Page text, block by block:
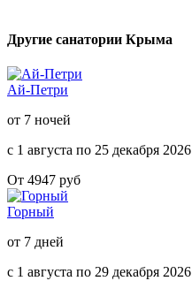
Другие санатории Крыма
Ай-Петри
от 7 ночей
с 1 августа по 25 декабря 2026
От 4947 руб
Горный
от 7 дней
с 1 августа по 29 декабря 2026